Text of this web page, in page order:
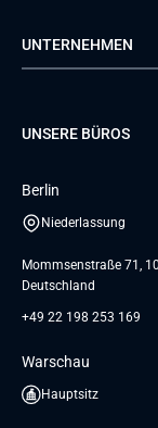
Luftfahrt
Dienstleistungen zur
Projektentwicklung
TUI
Elanders
UNTERNEHMEN
Karriere
UNSERE BÜROS
Berlin
Niederlassung
Mommsenstraße 71,
Deutschland
+49 22 198 253 169
Warschau
Hauptsitz